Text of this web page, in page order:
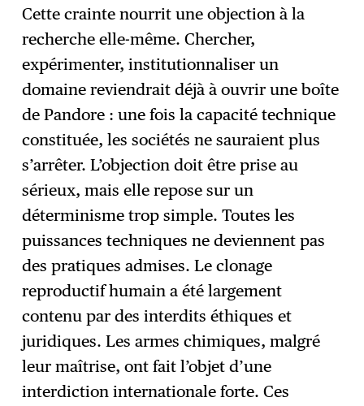
Cette crainte nourrit une objection à la
recherche elle-même. Chercher,
expérimenter, institutionnaliser un
domaine reviendrait déjà à ouvrir une boîte
de Pandore : une fois la capacité technique
constituée, les sociétés ne sauraient plus
s’arrêter. L’objection doit être prise au
sérieux, mais elle repose sur un
déterminisme trop simple. Toutes les
puissances techniques ne deviennent pas
des pratiques admises. Le clonage
reproductif humain a été largement
contenu par des interdits éthiques et
juridiques. Les armes chimiques, malgré
leur maîtrise, ont fait l’objet d’une
interdiction internationale forte. Ces